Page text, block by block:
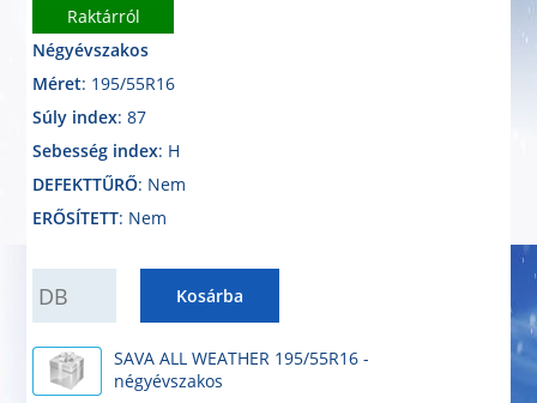
Raktárról
Négyévszakos
Méret: 195/55R16
Súly index: 87
Sebesség index: H
DEFEKTTŰRŐ: Nem
ERŐSÍTETT: Nem
Kosárba
SAVA ALL WEATHER 195/55R16 -
négyévszakos